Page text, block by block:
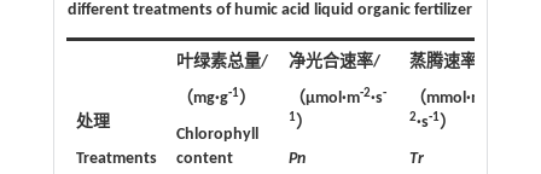
different treatments of humic acid liquid organic fertilizer
处理
Treatments
叶绿素总量/
（mg·g-1）
Chlorophyll
content
净光合速率/
（µmol·m-2·s-
1）
Pn
蒸腾速率/
（mmol·m
2·s-1）
Tr